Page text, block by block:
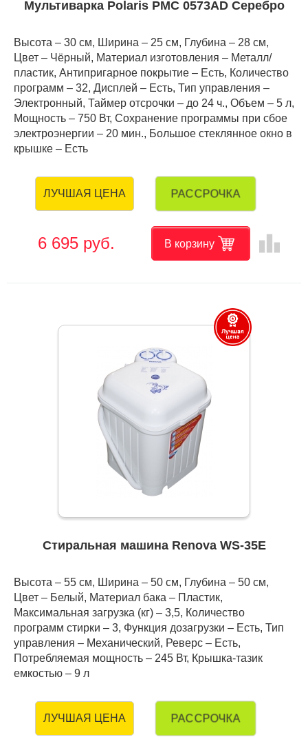
Мультиварка Polaris PMC 0573AD Серебро
Высота – 30 см, Ширина – 25 см, Глубина – 28 см,
Цвет – Чёрный, Материал изготовления – Металл/
пластик, Антипригарное покрытие – Есть, Количество
программ – 32, Дисплей – Есть, Тип управления –
Электронный, Таймер отсрочки – до 24 ч., Объем – 5 л,
Мощность – 750 Вт, Сохранение программы при сбое
электроэнергии – 20 мин., Большое стеклянное окно в
крышке – Есть
ЛУЧШАЯ ЦЕНА РАССРОЧКА
6 695 руб. В корзину leaderboard
Стиральная машина Renova WS-35E
Высота – 55 см, Ширина – 50 см, Глубина – 50 см,
Цвет – Белый, Материал бака – Пластик,
Максимальная загрузка (кг) – 3,5, Количество
программ стирки – 3, Функция дозагрузки – Есть, Тип
управления – Механический, Реверс – Есть,
Потребляемая мощность – 245 Вт, Крышка-тазик
емкостью – 9 л
ЛУЧШАЯ ЦЕНА РАССРОЧКА